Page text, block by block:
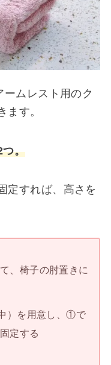
ムレスト用のク
ます。
つ。
定すれば、高さを
、椅子の肘置きに
）を用意し、①で
定する